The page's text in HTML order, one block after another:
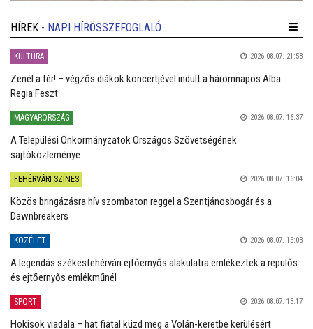
HÍREK - NAPI HÍRÖSSZEFOGLALÓ
KULTÚRA 2026.08.07. 21:58
Zenél a tér! – végzős diákok koncertjével indult a háromnapos Alba
Regia Feszt
MAGYARORSZÁG 2026.08.07. 16:37
A Települési Önkormányzatok Országos Szövetségének
sajtóközleménye
FEHÉRVÁRI SZÍNES 2026.08.07. 16:04
Közös bringázásra hív szombaton reggel a Szentjánosbogár és a
Dawnbreakers
KÖZÉLET 2026.08.07. 15:03
A legendás székesfehérvári ejtőernyős alakulatra emlékeztek a repülős
és ejtőernyős emlékműnél
SPORT 2026.08.07. 13:17
Hokisok viadala – hat fiatal küzd meg a Volán-keretbe kerülésért